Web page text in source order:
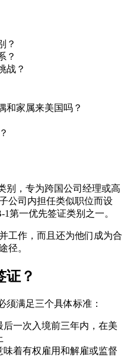
？
？
战？
和家属来美国吗？
别，专为跨国公司经理或高
公司内担任类似职位而设
第一优先签证类别之一。
工作，而且还为他们成为合
径。
证？
须满足三个具体标准：
一次入境前三年内，在美
着有权雇用和解雇或监督